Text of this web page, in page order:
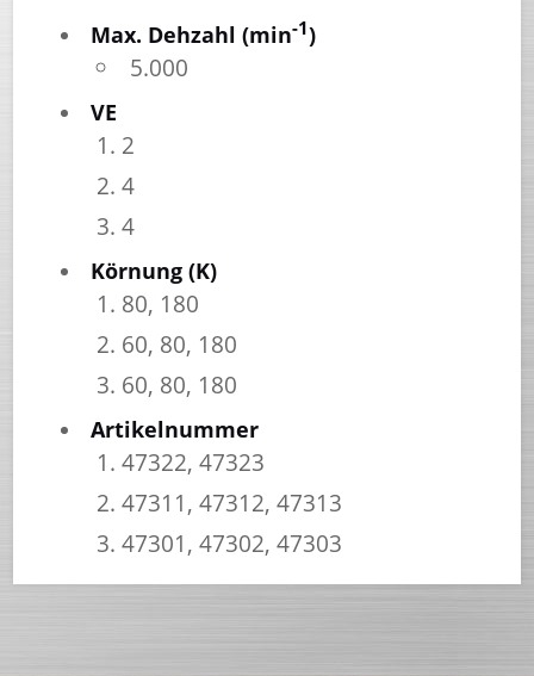
Max. Dehzahl (min-1)
5.000
VE
2
4
4
Körnung (K)
80, 180
60, 80, 180
60, 80, 180
Artikelnummer
47322, 47323
47311, 47312, 47313
47301, 47302, 47303